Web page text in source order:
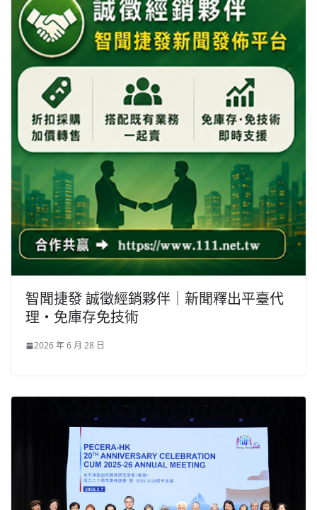
智聞捷發 誠徵經銷夥伴｜新聞釋出平臺代
理・免庫存免技術
2026 年 6 月 28 日